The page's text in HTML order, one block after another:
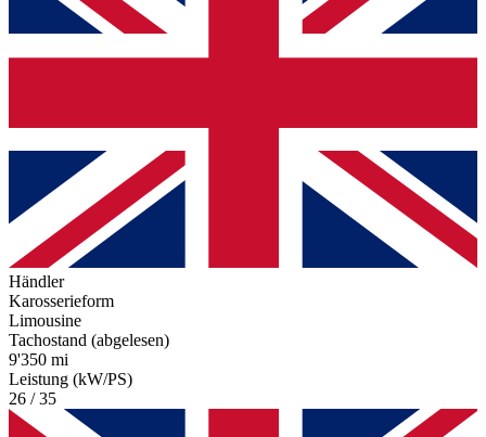
Händler
Karosserieform
Limousine
Tachostand (abgelesen)
9'350 mi
Leistung (kW/PS)
26 / 35